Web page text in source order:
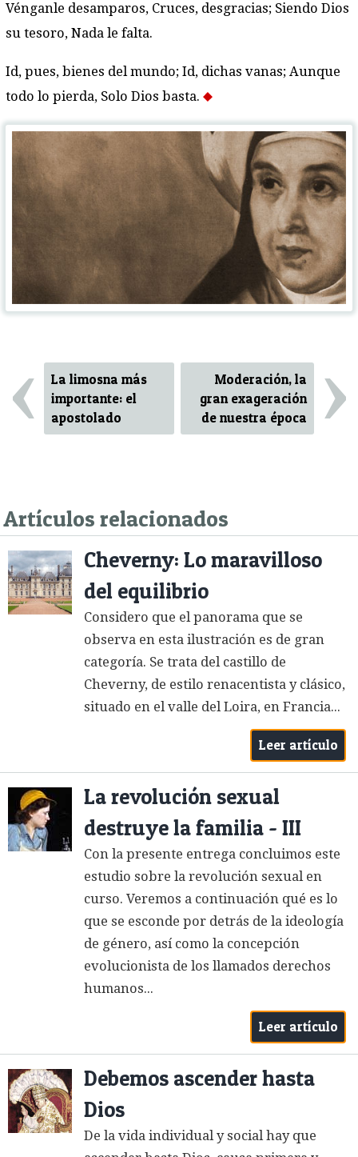
Vénganle desamparos, Cruces, desgracias; Siendo Dios
su tesoro, Nada le falta.
Id, pues, bienes del mundo; Id, dichas vanas; Aunque
todo lo pierda, Solo Dios basta.
‹
La limosna más
importante: el
apostolado
Moderación, la
gran exageración
de nuestra época
›
Artículos relacionados
Cheverny: Lo maravilloso
del equilibrio
Considero que el panorama que se
observa en esta ilustración es de gran
categoría. Se trata del castillo de
Cheverny, de estilo renacentista y clásico,
situado en el valle del Loira, en Francia...
Leer artículo
La revolución sexual
destruye la familia - III
Con la presente entrega concluimos este
estudio sobre la revolución sexual en
curso. Veremos a continuación qué es lo
que se esconde por detrás de la ideología
de género, así como la concepción
evolucionista de los llamados derechos
humanos...
Leer artículo
Debemos ascender hasta
Dios
De la vida individual y social hay que